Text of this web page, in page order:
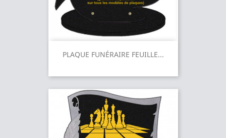
PLAQUE FUNÉRAIRE FEUILLE...